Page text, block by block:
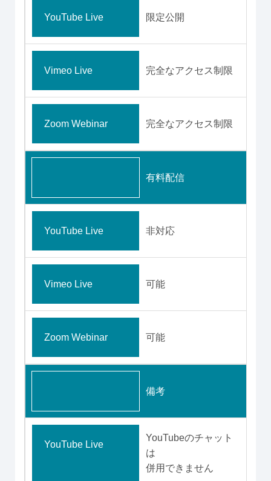
YouTube Live 限定公開
Vimeo Live 完全なアクセス制限
Zoom Webinar 完全なアクセス制限
有料配信
YouTube Live 非対応
Vimeo Live 可能
Zoom Webinar 可能
備考
YouTube Live
YouTubeのチャット
は
併用できません